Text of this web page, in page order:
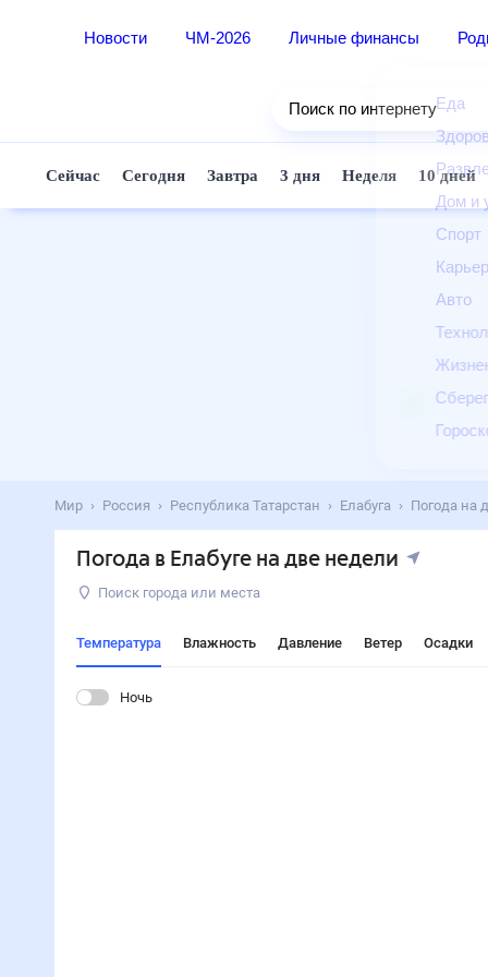
Новости ЧМ-2026 Личные финансы
Еда
Дом
Спорт
Авто
Поиск по интернету
Сейчас Сегодня Завтра 3 дня Неделя 10
Мир Россия Республика Татарстан Елабуга Погода на
Погода в Елабуге на две недели
Поиск города или места
Температура Влажность Давление Ветер Осадки
Ночь